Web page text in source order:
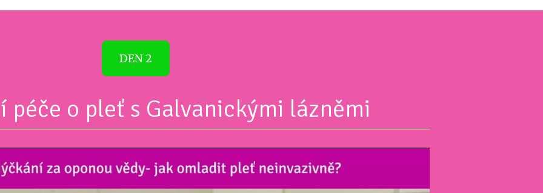
DEN 2
péče o pleť s Galvanickými lázněmi